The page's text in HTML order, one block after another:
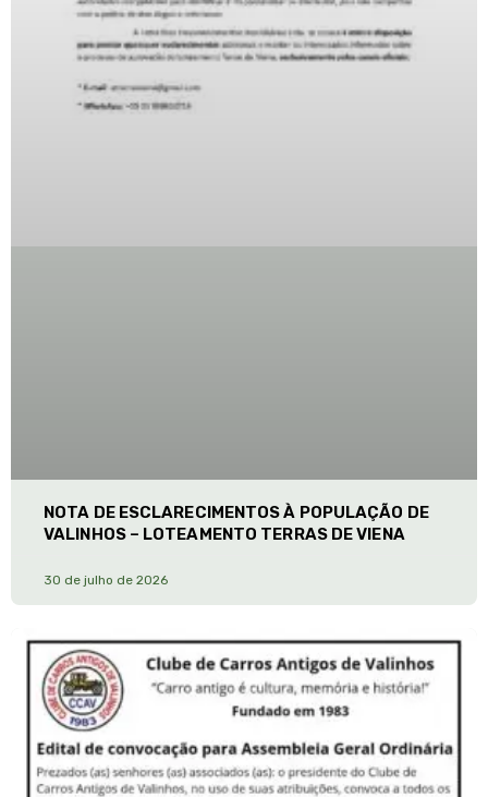
NOTA DE ESCLARECIMENTOS À POPULAÇÃO DE
VALINHOS – LOTEAMENTO TERRAS DE VIENA
30 de julho de 2026